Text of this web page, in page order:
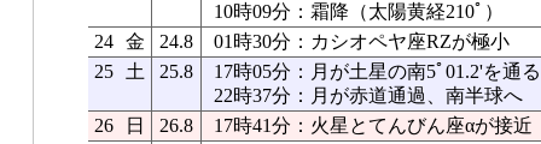
10時09分：霜降（太陽黄経210ﾟ）
24 金 24.8
01時30分：カシオペヤ座RZが極小
25
土 25.8
17時05分：月が土星の南5ﾟ01.2'を通る
22時37分：月が赤道通過、南半球へ
26
日 26.8
17時41分：火星とてんびん座αが接